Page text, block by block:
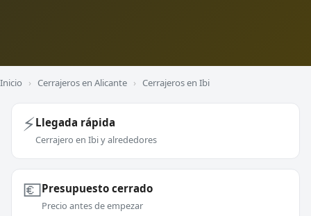
Inicio › Cerrajeros en Alicante › Cerrajeros en Ibi
⚡Llegada rápida
Cerrajero en Ibi y alrededores
💶Presupuesto cerrado
Precio antes de empezar